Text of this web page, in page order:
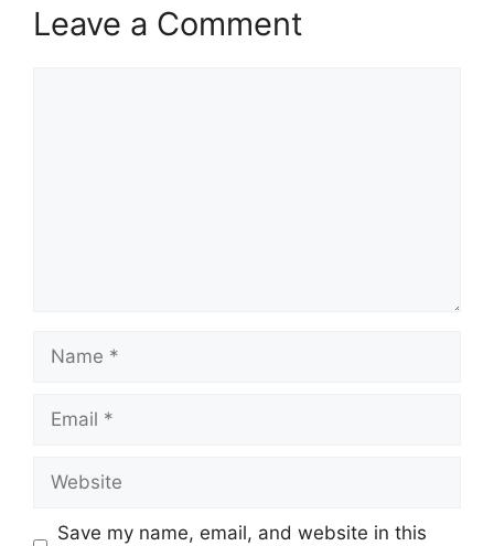
Leave a Comment
Save my name, email, and website in this